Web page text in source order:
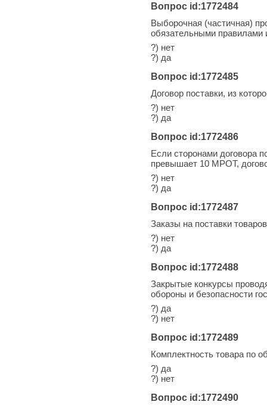
Вопрос id:1772484
Выборочная (частичная)
обязательными правилами
?) нет
?) да
Вопрос id:1772485
Договор поставки, из
?) нет
?) да
Вопрос id:1772486
Если сторонами договора
превышает 10 МРОТ,
?) нет
?) да
Вопрос id:1772487
Заказы на поставки
?) нет
?) да
Вопрос id:1772488
Закрытые конкурсы
обороны и безопасности
?) да
?) нет
Вопрос id:1772489
Комплектность товара по
?) да
?) нет
Вопрос id:1772490